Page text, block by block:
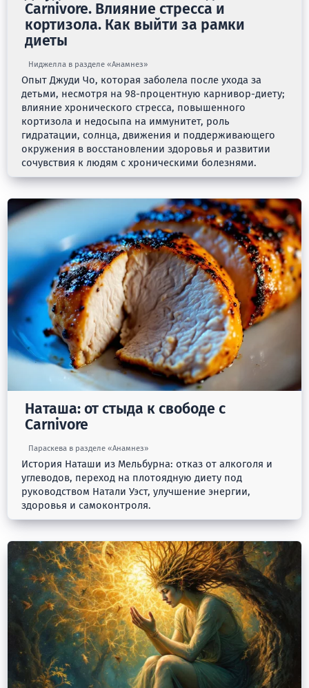
Carnivore. Влияние стресса и
кортизола. Как выйти за рамки
диеты
Ниджелла в разделе «Анамнез»
Опыт Джуди Чо, которая заболела после ухода за
детьми, несмотря на 98-процентную карнивор-диету;
влияние хронического стресса, повышенного
кортизола и недосыпа на иммунитет, роль
гидратации, солнца, движения и поддерживающего
окружения в восстановлении здоровья и развитии
сочувствия к людям с хроническими болезнями.
Наташа: от стыда к свободе с
Carnivore
Параскева в разделе «Анамнез»
История Наташи из Мельбурна: отказ от алкоголя и
углеводов, переход на плотоядную диету под
руководством Натали Уэст, улучшение энергии,
здоровья и самоконтроля.